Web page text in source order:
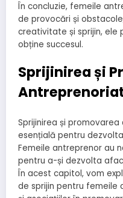
În concluzie, femeile
de provocări și
creativitate și sprijin, ele
obține succesul.
Sprijinirea și
Sprijinirea și
esențială pentru
Femeile antreprenor au
pentru a-și dezvolta
În acest capitol, vom
de sprijin pentru femeile